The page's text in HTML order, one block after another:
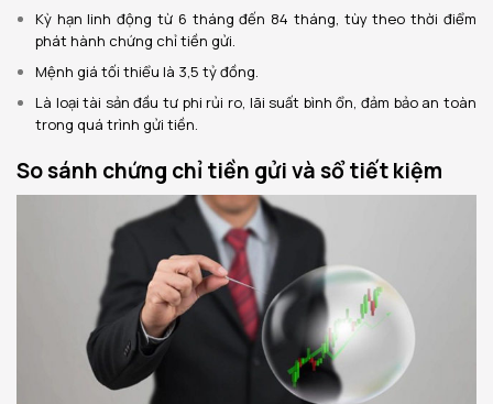
Kỳ hạn linh động từ 6 tháng đến 84 tháng, tùy theo thời điểm
phát hành chứng chỉ tiền gửi.
Mệnh giá tối thiểu là 3,5 tỷ đồng.
Là loại tài sản đầu tư phi rủi ro, lãi suất bình ổn, đảm bảo an toàn
trong quá trình gửi tiền.
So sánh chứng chỉ tiền gửi và sổ tiết kiệm